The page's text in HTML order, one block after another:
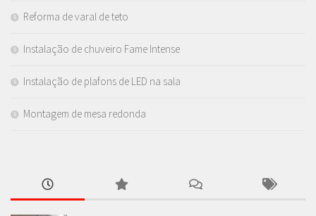
Reforma de varal de teto
Instalação de chuveiro Fame Intense
Instalação de plafons de LED na sala
Montagem de mesa redonda